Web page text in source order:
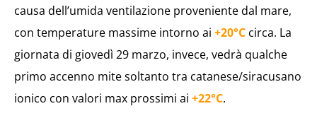
causa dell’umida ventilazione proveniente dal mare,
con temperature massime intorno ai +20°C circa. La
giornata di giovedì 29 marzo, invece, vedrà qualche
primo accenno mite soltanto tra catanese/siracusano
ionico con valori max prossimi ai +22°C.